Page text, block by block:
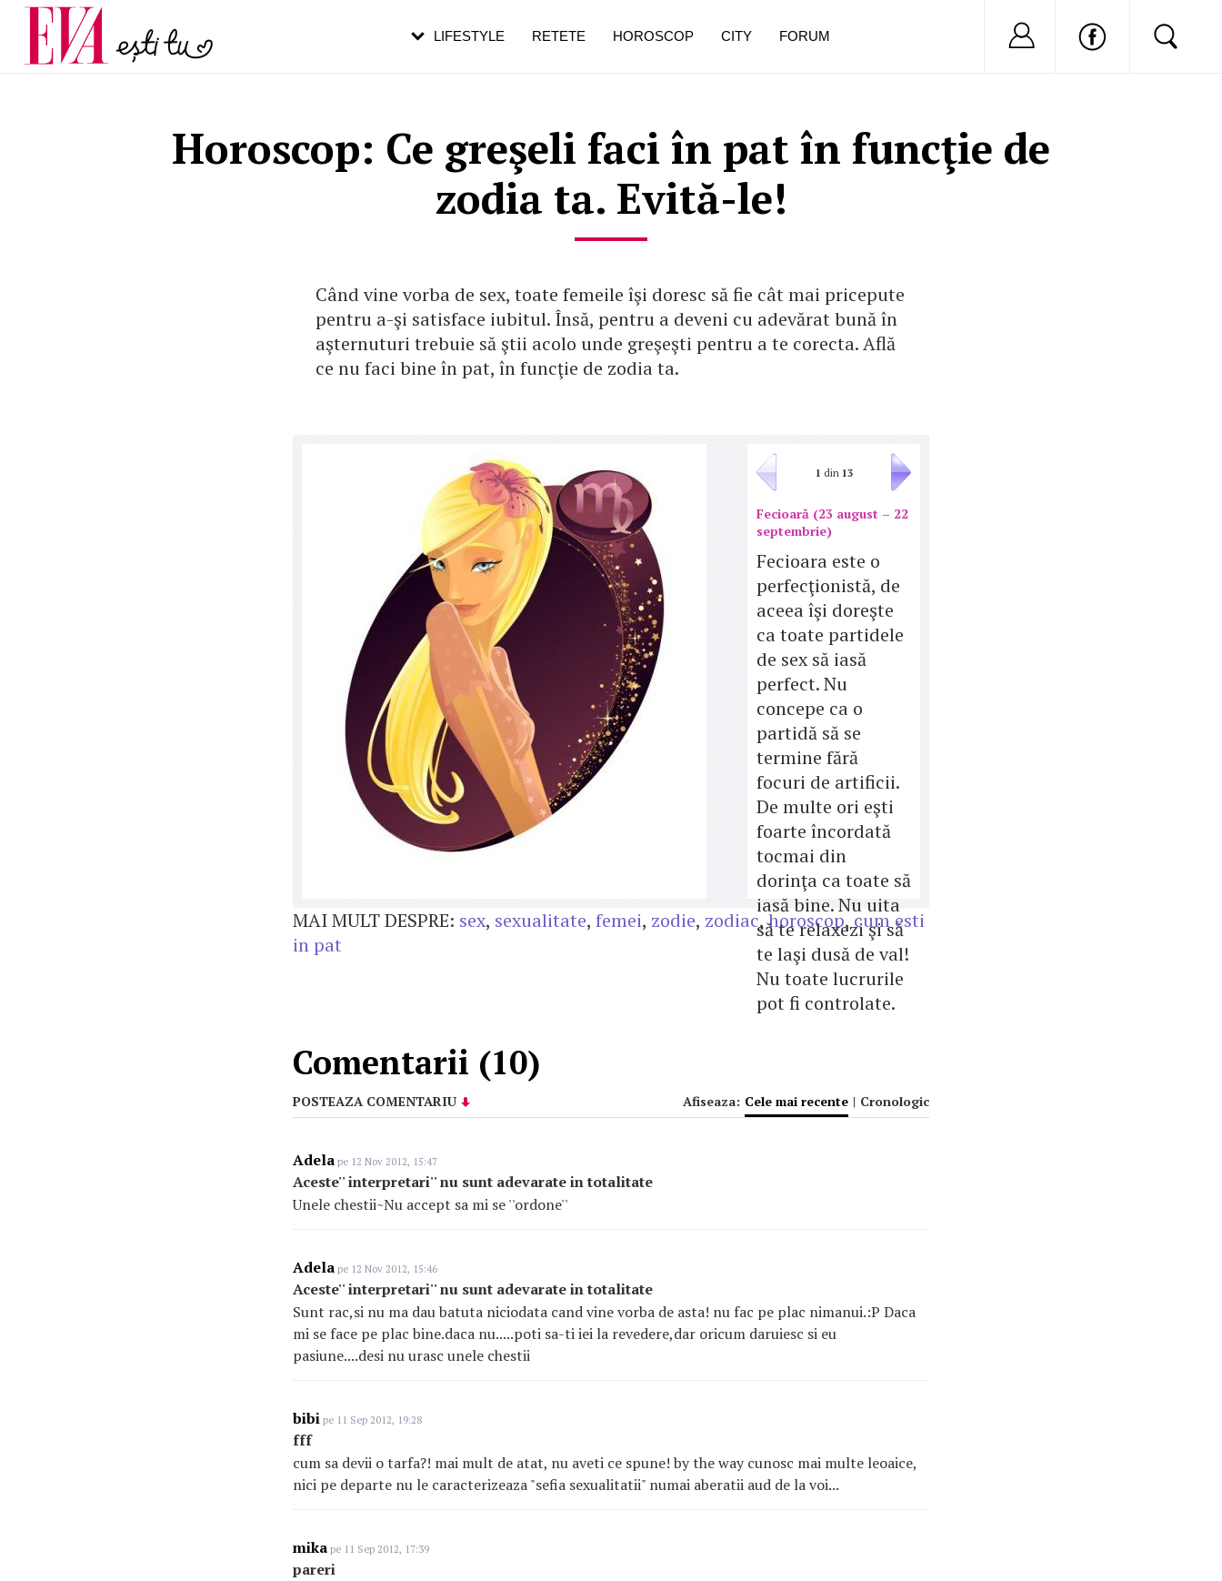
Horoscop: Ce greşeli faci în pat în funcţie de
zodia ta. Evită-le!
Când vine vorba de sex, toate femeile îşi doresc să fie cât mai pricepute
pentru a-şi satisface iubitul. Însă, pentru a deveni cu adevărat bună în
aşternuturi trebuie să ştii acolo unde greşeşti pentru a te corecta. Află
ce nu faci bine în pat, în funcţie de zodia ta.
1 din 13
Fecioară (23 august – 22
septembrie)
Fecioara este o
perfecţionistă, de
aceea îşi doreşte
ca toate partidele
de sex să iasă
perfect. Nu
concepe ca o
partidă să se
termine fără
focuri de artificii.
De multe ori eşti
foarte încordată
tocmai din
dorinţa ca toate să
iasă bine. Nu uita
să te relaxezi şi să
te laşi dusă de val!
Nu toate lucrurile
pot fi controlate.
MAI MULT DESPRE: sex, sexualitate, femei, zodie, zodiac,horoscop, cum esti
in pat
Comentarii (10)
POSTEAZA COMENTARIU Afiseaza: Cele mai recente | Cronologic
Adela pe 12 Nov 2012, 15:47
Aceste'' interpretari'' nu sunt adevarate in totalitate
Unele chestii~Nu accept sa mi se ''ordone''
Adela pe 12 Nov 2012, 15:46
Aceste'' interpretari'' nu sunt adevarate in totalitate
Sunt rac,si nu ma dau batuta niciodata cand vine vorba de asta! nu fac pe plac nimanui.:P Daca
mi se face pe plac bine.daca nu.....poti sa-ti iei la revedere,dar oricum daruiesc si eu
pasiune....desi nu urasc unele chestii
bibi pe 11 Sep 2012, 19:28
fff
cum sa devii o tarfa?! mai mult de atat, nu aveti ce spune! by the way cunosc mai multe leoaice,
nici pe departe nu le caracterizeaza "sefia sexualitatii" numai aberatii aud de la voi...
mika pe 11 Sep 2012, 17:39
pareri
LIFESTYLE RETETE HOROSCOP CITY FORUM Nu ai cont?
Carieră
Actualitate
pe măsură ce înaintezi în vârstă
de dureroasă este investigația